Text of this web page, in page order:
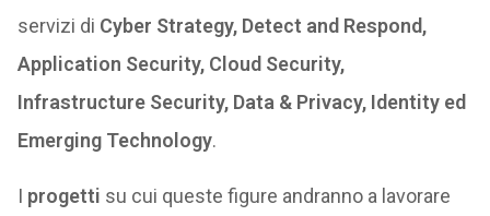
servizi di Cyber Strategy, Detect and Respond,
Application Security, Cloud Security,
Infrastructure Security, Data & Privacy, Identity ed
Emerging Technology.
I progetti su cui queste figure andranno a lavorare